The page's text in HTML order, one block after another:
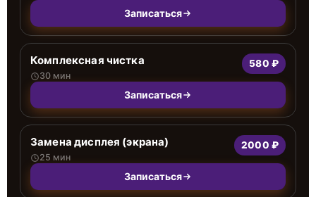
Записаться
Комплексная чистка
30 мин
580 ₽
Записаться
Замена дисплея (экрана)
25 мин
2000 ₽
Записаться